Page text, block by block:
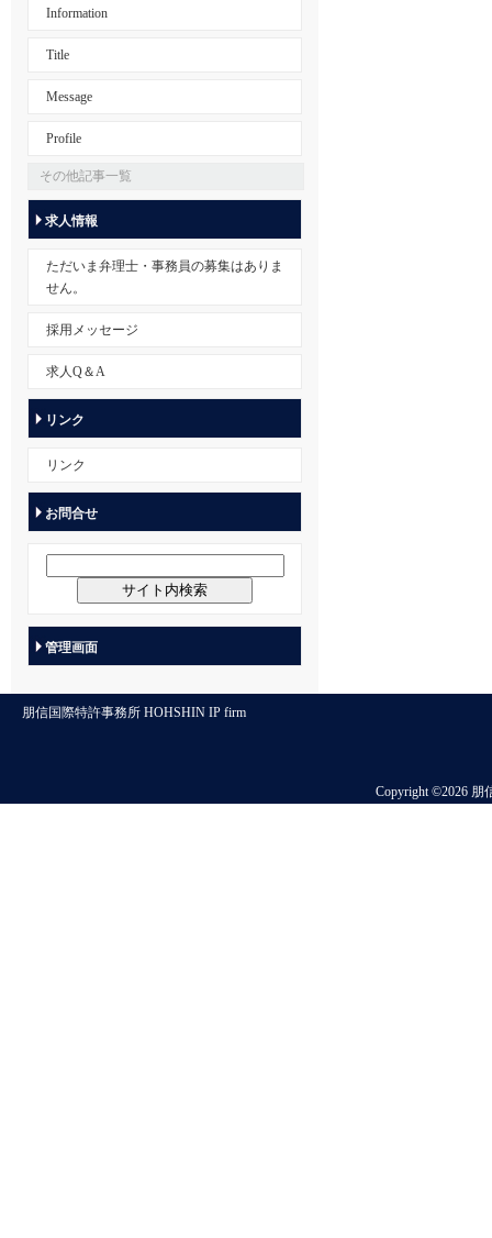
Information
Title
Message
Profile
その他記事一覧
求人情報
ただいま弁理士・事務員の募集はありま
せん。
採用メッセージ
求人Q＆A
リンク
リンク
お問合せ
管理画面
朋信国際特許事務所 HOHSHIN IP firm
Copyright ©2026 朋